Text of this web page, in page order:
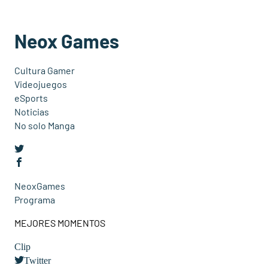
Neox Games
Cultura Gamer
Videojuegos
eSports
Noticias
No solo Manga
NeoxGames
Programa
MEJORES MOMENTOS
Clip
Twitter